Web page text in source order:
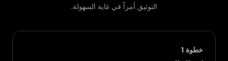
التوثيق أمراً في غاية السهولة.
خطوة 1